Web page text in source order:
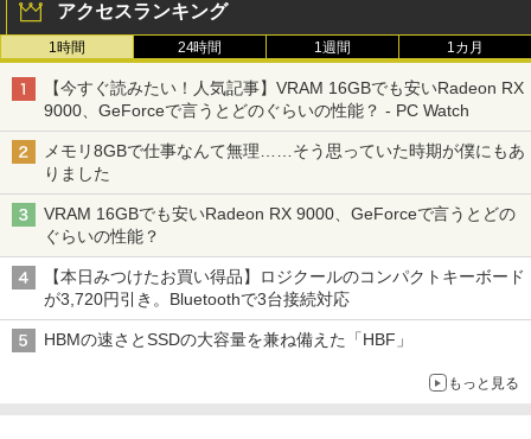
アクセスランキング
1時間 24時間 1週間 1カ月
【今すぐ読みたい！人気記事】VRAM 16GBでも安いRadeon RX
9000、GeForceで言うとどのぐらいの性能？ - PC Watch
メモリ8GBで仕事なんて無理……そう思っていた時期が僕にもあ
りました
VRAM 16GBでも安いRadeon RX 9000、GeForceで言うとどの
ぐらいの性能？
【本日みつけたお買い得品】ロジクールのコンパクトキーボード
が3,720円引き。Bluetoothで3台接続対応
HBMの速さとSSDの大容量を兼ね備えた「HBF」
もっと見る